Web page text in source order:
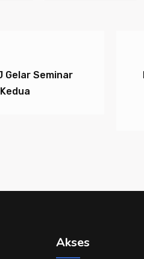
Gelar Seminar
Akses